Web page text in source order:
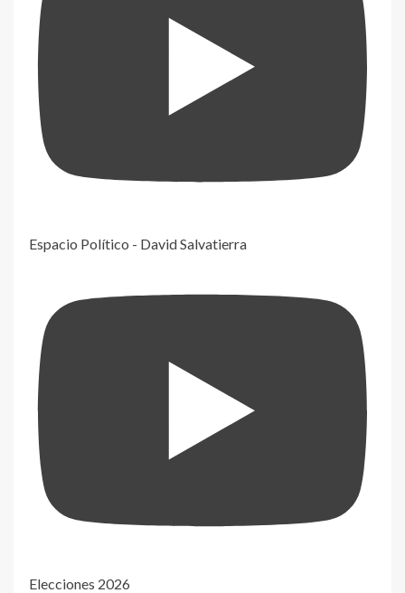
Espacio Político - David Salvatierra
Elecciones 2026